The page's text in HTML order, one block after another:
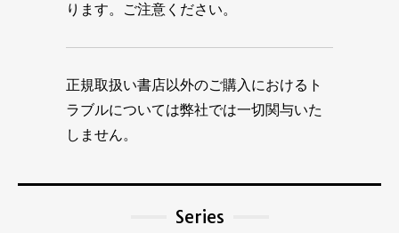
ります。ご注意ください。
正規取扱い書店以外のご購入におけるト
ラブルについては弊社では一切関与いた
しません。
Series